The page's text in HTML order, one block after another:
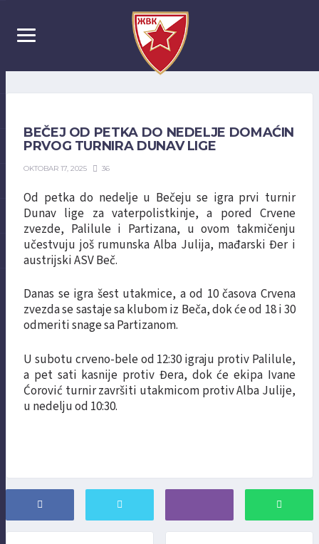
BEČEJ OD PETKA DO NEDELJE DOMAĆIN
PRVOG TURNIRA DUNAV LIGE
OKTOBAR 17, 2025 36
Od petka do nedelje u Bečeju se igra prvi turnir
Dunav lige za vaterpolistkinje, a pored Crvene
zvezde, Palilule i Partizana, u ovom takmičenju
učestvuju još rumunska Alba Julija, mađarski Đer i
austrijski ASV Beč.
Danas se igra šest utakmice, a od 10 časova Crvena
zvezda se sastaje sa klubom iz Beča, dok će od 18 i 30
odmeriti snage sa Partizanom.
U subotu crveno-bele od 12:30 igraju protiv Palilule,
a pet sati kasnije protiv Đera, dok će ekipa Ivane
Ćorović turnir završiti utakmicom protiv Alba Julije,
u nedelju od 10:30.